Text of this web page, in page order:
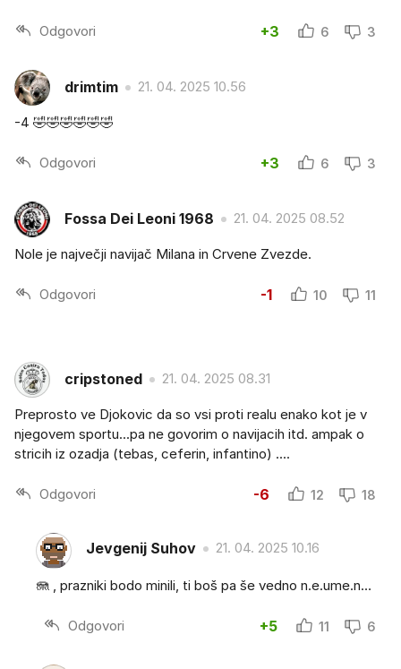
Odgovori +3 6 3
drimtim 21. 04. 2025 10.56
-4 🤣🤣🤣🤣🤣🤣
Odgovori +3 6 3
Fossa Dei Leoni 1968 21. 04. 2025 08.52
Nole je največji navijač Milana in Crvene Zvezde.
Odgovori -1 10 11
cripstoned 21. 04. 2025 08.31
Preprosto ve Djokovic da so vsi proti realu enako kot je v
njegovem sportu...pa ne govorim o navijacih itd. ampak o
stricih iz ozadja (tebas, ceferin, infantino) ....
Odgovori -6 12 18
Jevgenij Suhov 21. 04. 2025 10.16
🪼 , prazniki bodo minili, ti boš pa še vedno n.e.ume.n…
Odgovori +5 11 6